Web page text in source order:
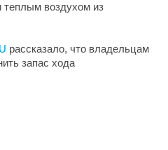
воздухом из
рассказало, что владельцам
запас хода